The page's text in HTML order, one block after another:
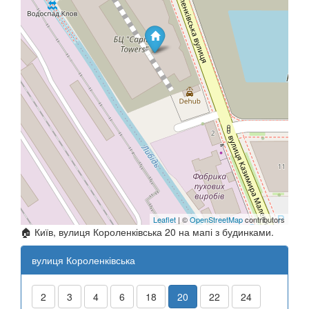
Leaflet | ©OpenStreetMapcontributors
🏠 Київ, вулиця Короленківська 20 на мапі з будинками.
вулиця Короленківська
2 3 4 6 18 20 22 24